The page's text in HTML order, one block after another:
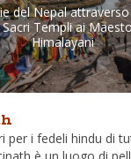
del Nepal
Templi ai
Himalayani
per i fedeli hindu di